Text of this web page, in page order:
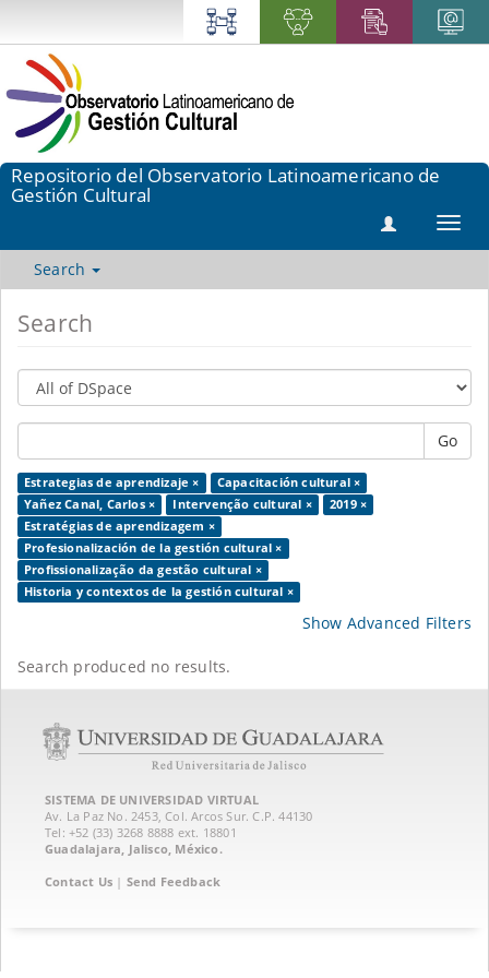
Repositorio del Observatorio Latinoamericano de
Gestión Cultural
Search
Search
Go
Estrategias de aprendizaje ×
Capacitación cultural ×
Yañez Canal, Carlos ×
Intervenção cultural ×
2019 ×
Estratégias de aprendizagem ×
Profesionalización de la gestión cultural ×
Profissionalização da gestão cultural ×
Historia y contextos de la gestión cultural ×
Show Advanced Filters
Search produced no results.
SISTEMA DE UNIVERSIDAD VIRTUAL
Av. La Paz No. 2453, Col. Arcos Sur. C.P. 44130
Tel: +52 (33) 3268 8888‏ ext. 18801
Guadalajara, Jalisco, México.
Contact Us | Send Feedback